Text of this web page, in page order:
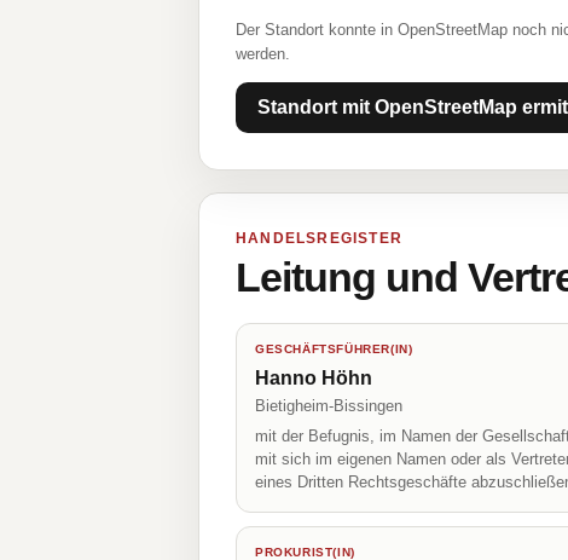
Der Standort konnte in OpenStreetMap noch
werden.
Standort mit OpenStreetMap
HANDELSREGISTER
Leitung und
GESCHÄFTSFÜHRER(IN)
Hanno Höhn
Bietigheim-Bissingen
mit der Befugnis, im Namen der
mit sich im eigenen Namen oder als
eines Dritten Rechtsgeschäfte
PROKURIST(IN)